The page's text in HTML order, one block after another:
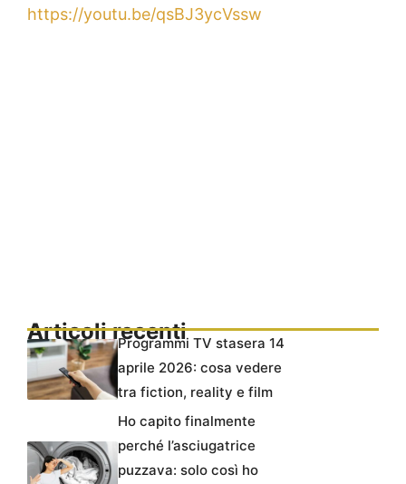
https://youtu.be/qsBJ3ycVssw
Articoli recentiProgrammi TV stasera 14
aprile 2026: cosa vedere
tra fiction, reality e film
Ho capito finalmente
perché l’asciugatrice
puzzava: solo così ho